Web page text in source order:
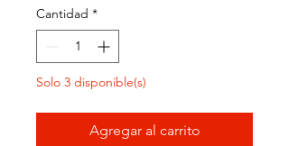
Cantidad *
Solo 3 disponible(s)
Agregar al carrito